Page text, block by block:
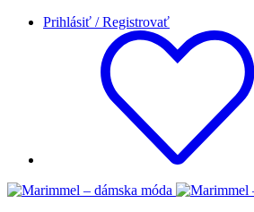
Prihlásiť / Registrovať